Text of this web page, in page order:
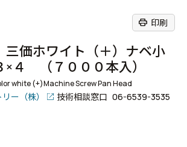
print 印刷
価ホワイト（＋）ナベ小
４ （７０００本入）
white (+)Machine Screw Pan Head
ー（株） 技術相談窓口 06-6539-3535